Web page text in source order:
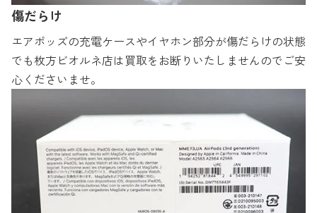
傷だらけ
エアポッズの充電ケースやイヤホン部分が傷だらけの状態
でも枚方ビオルネ店は買取をお断りいたしませんのでご安
心くださいませ。